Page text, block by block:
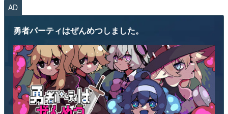
AD
勇者パーティはぜんめつしました。